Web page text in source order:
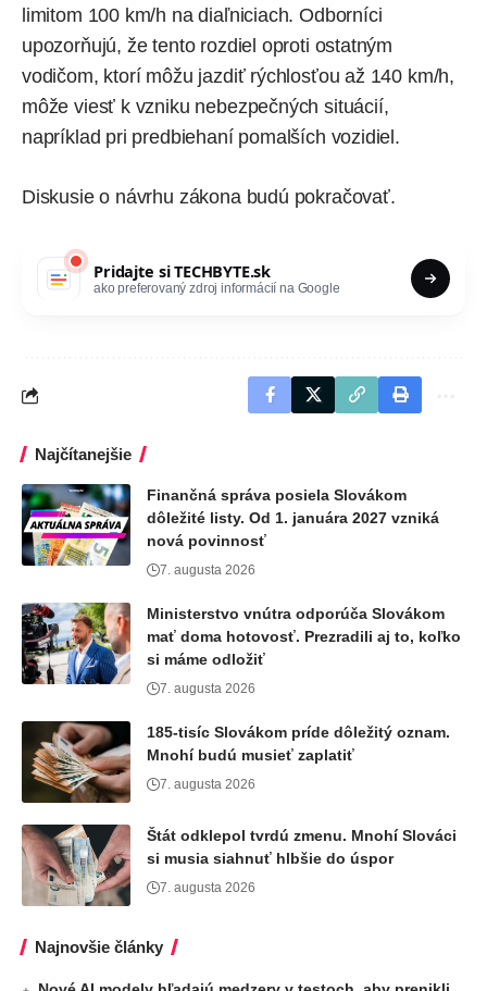
limitom 100 km/h na diaľniciach. Odborníci
upozorňujú, že tento rozdiel oproti ostatným
vodičom, ktorí môžu jazdiť rýchlosťou až 140 km/h,
môže viesť k vzniku nebezpečných situácií,
napríklad pri predbiehaní pomalších vozidiel.
Diskusie o návrhu zákona budú pokračovať.
Pridajte siTECHBYTE.sk
ako preferovaný zdroj informácií na Google
Najčítanejšie
Finančná správa posiela Slovákom
dôležité listy. Od 1. januára 2027 vzniká
nová povinnosť
7. augusta 2026
Ministerstvo vnútra odporúča Slovákom
mať doma hotovosť. Prezradili aj to, koľko
si máme odložiť
7. augusta 2026
185-tisíc Slovákom príde dôležitý oznam.
Mnohí budú musieť zaplatiť
7. augusta 2026
Štát odklepol tvrdú zmenu. Mnohí Slováci
si musia siahnuť hlbšie do úspor
7. augusta 2026
Najnovšie články